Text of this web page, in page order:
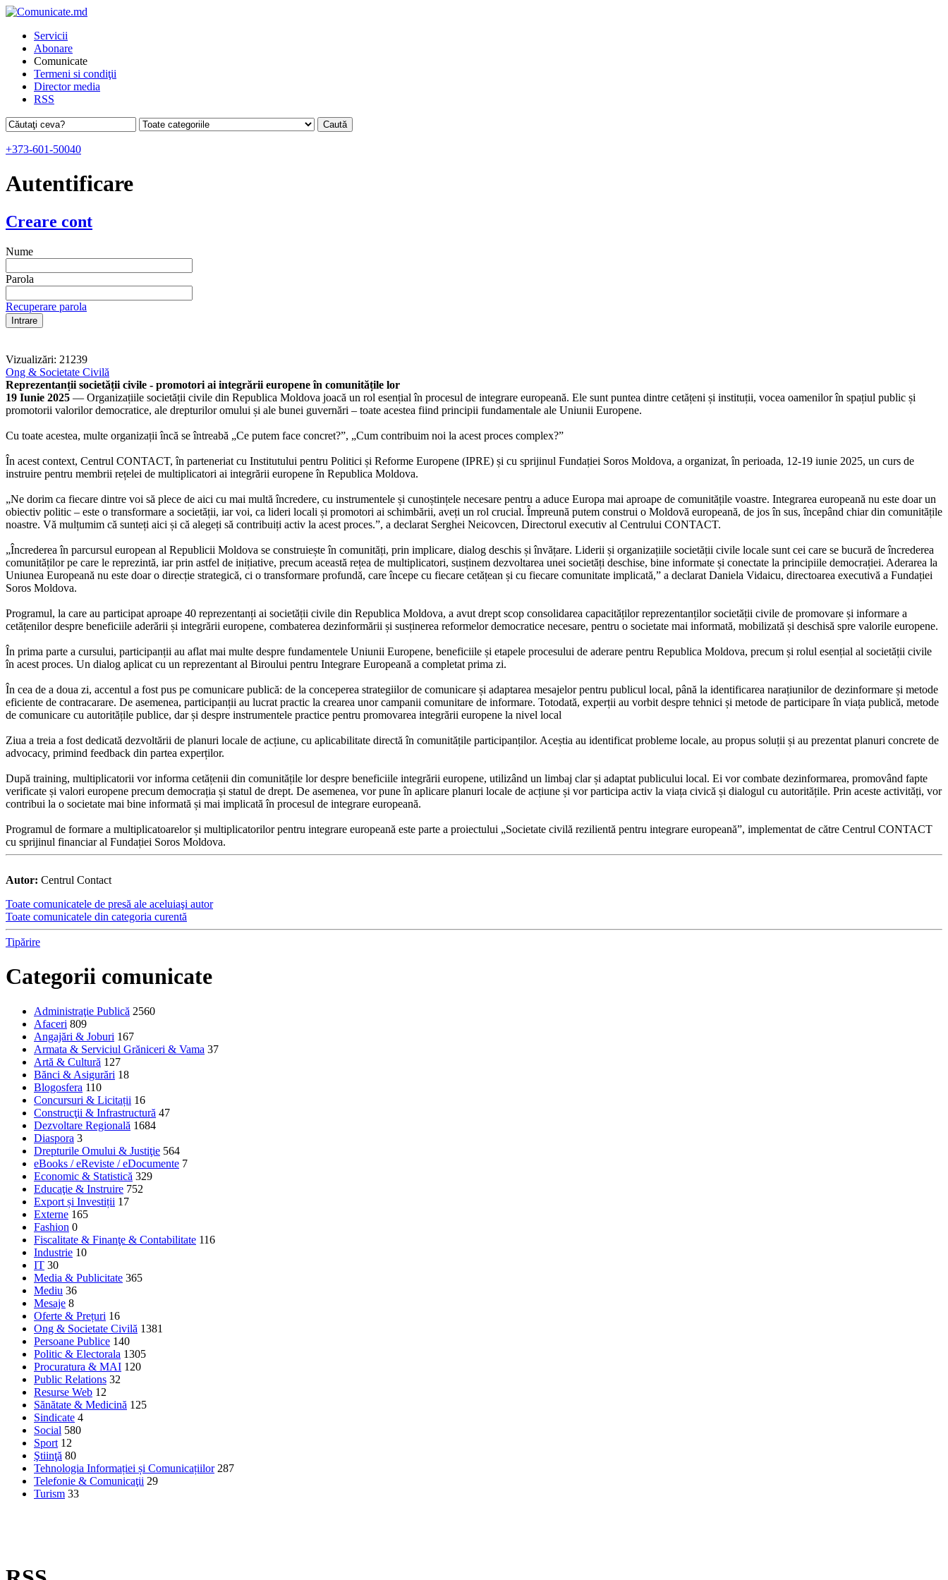
Servicii
Abonare
Comunicate
Termeni si condiţii
Director media
RSS
+373-601-50040
Autentificare
Creare cont
Nume
Parola
Recuperare parola
Vizualizări: 21239
Ong & Societate Civilă
Reprezentanții societății civile - promotori ai integrării europene în comunitățile lor
19 Iunie 2025 — Organizațiile societății civile din Republica Moldova joacă un rol esențial în procesul de integrare europeană. Ele sunt puntea dintre cetățeni și instituții, vocea oamenilor în spațiul public și
promotorii valorilor democratice, ale drepturilor omului și ale bunei guvernări – toate acestea fiind principii fundamentale ale Uniunii Europene.
Cu toate acestea, multe organizații încă se întreabă „Ce putem face concret?”, „Cum contribuim noi la acest proces complex?”
În acest context, Centrul CONTACT, în parteneriat cu Institutului pentru Politici și Reforme Europene (IPRE) și cu sprijinul Fundației Soros Moldova, a organizat, în perioada, 12-19 iunie 2025, un curs de
instruire pentru membrii rețelei de multiplicatori ai integrării europene în Republica Moldova.
„Ne dorim ca fiecare dintre voi să plece de aici cu mai multă încredere, cu instrumentele și cunoștințele necesare pentru a aduce Europa mai aproape de comunitățile voastre. Integrarea europeană nu este doar un
obiectiv politic – este o transformare a societății, iar voi, ca lideri locali și promotori ai schimbării, aveți un rol crucial. Împreună putem construi o Moldovă europeană, de jos în sus, începând chiar din comunitățile
noastre. Vă mulțumim că sunteți aici și că alegeți să contribuiți activ la acest proces.”, a declarat Serghei Neicovcen, Directorul executiv al Centrului CONTACT.
„Încrederea în parcursul european al Republicii Moldova se construiește în comunități, prin implicare, dialog deschis și învățare. Liderii și organizațiile societății civile locale sunt cei care se bucură de încrederea
comunităților pe care le reprezintă, iar prin astfel de inițiative, precum această rețea de multiplicatori, susținem dezvoltarea unei societăți deschise, bine informate și conectate la principiile democrației. Aderarea la
Uniunea Europeană nu este doar o direcție strategică, ci o transformare profundă, care începe cu fiecare cetățean și cu fiecare comunitate implicată,” a declarat Daniela Vidaicu, directoarea executivă a Fundației
Soros Moldova.
Programul, la care au participat aproape 40 reprezentanți ai societății civile din Republica Moldova, a avut drept scop consolidarea capacităților reprezentanților societății civile de promovare și informare a
cetățenilor despre beneficiile aderării și integrării europene, combaterea dezinformării și susținerea reformelor democratice necesare, pentru o societate mai informată, mobilizată și deschisă spre valorile europene.
În prima parte a cursului, participanții au aflat mai multe despre fundamentele Uniunii Europene, beneficiile și etapele procesului de aderare pentru Republica Moldova, precum și rolul esențial al societății civile
în acest proces. Un dialog aplicat cu un reprezentant al Biroului pentru Integrare Europeană a completat prima zi.
În cea de a doua zi, accentul a fost pus pe comunicare publică: de la conceperea strategiilor de comunicare și adaptarea mesajelor pentru publicul local, până la identificarea narațiunilor de dezinformare și metode
eficiente de contracarare. De asemenea, participanții au lucrat practic la crearea unor campanii comunitare de informare. Totodată, experții au vorbit despre tehnici și metode de participare în viața publică, metode
de comunicare cu autoritățile publice, dar și despre instrumentele practice pentru promovarea integrării europene la nivel local
Ziua a treia a fost dedicată dezvoltării de planuri locale de acțiune, cu aplicabilitate directă în comunitățile participanților. Aceștia au identificat probleme locale, au propus soluții și au prezentat planuri concrete de
advocacy, primind feedback din partea experților.
După training, multiplicatorii vor informa cetățenii din comunitățile lor despre beneficiile integrării europene, utilizând un limbaj clar și adaptat publicului local. Ei vor combate dezinformarea, promovând fapte
verificate și valori europene precum democrația și statul de drept. De asemenea, vor pune în aplicare planuri locale de acțiune și vor participa activ la viața civică și dialogul cu autoritățile. Prin aceste activități, vor
contribui la o societate mai bine informată și mai implicată în procesul de integrare europeană.
Programul de formare a multiplicatoarelor și multiplicatorilor pentru integrare europeană este parte a proiectului „Societate civilă rezilientă pentru integrare europeană”, implementat de către Centrul CONTACT
cu sprijinul financiar al Fundației Soros Moldova.
Autor: Centrul Contact
Toate comunicatele de presă ale aceluiaşi autor
Toate comunicatele din categoria curentă
Tipărire
Categorii comunicate
Administraţie Publică 2560
Afaceri 809
Angajări & Joburi 167
Armata & Serviciul Grăniceri & Vama 37
Artă & Cultură 127
Bănci & Asigurări 18
Blogosfera 110
Concursuri & Licitații 16
Construcţii & Infrastructură 47
Dezvoltare Regională 1684
Diaspora 3
Drepturile Omului & Justiţie 564
eBooks / eReviste / eDocumente 7
Economic & Statistică 329
Educaţie & Instruire 752
Export și Investiții 17
Externe 165
Fashion 0
Fiscalitate & Finanţe & Contabilitate 116
Industrie 10
IT 30
Media & Publicitate 365
Mediu 36
Mesaje 8
Oferte & Prețuri 16
Ong & Societate Civilă 1381
Persoane Publice 140
Politic & Electorala 1305
Procuratura & MAI 120
Public Relations 32
Resurse Web 12
Sănătate & Medicină 125
Sindicate 4
Social 580
Sport 12
Ştiinţă 80
Tehnologia Informației și Comunicațiilor 287
Telefonie & Comunicaţii 29
Turism 33